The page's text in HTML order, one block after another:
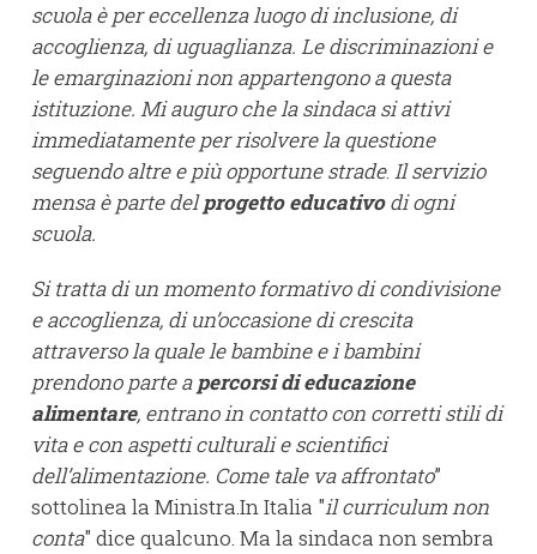
scuola è per eccellenza luogo di inclusione, di
accoglienza, di uguaglianza. Le discriminazioni e
le emarginazioni non appartengono a questa
istituzione. Mi auguro che la sindaca si attivi
immediatamente per risolvere la questione
seguendo altre e più opportune strade. Il servizio
mensa è parte delprogetto educativodi ogni
scuola.
Si tratta di un momento formativo di condivisione
e accoglienza, di un’occasione di crescita
attraverso la quale le bambine e i bambini
prendono parte apercorsi di educazione
alimentare, entrano in contatto con corretti stili di
vita e con aspetti culturali e scientifici
dell’alimentazione. Come tale va affrontato”
sottolinea la Ministra.In Italia "il curriculum non
conta" dice qualcuno. Ma la sindaca non sembra